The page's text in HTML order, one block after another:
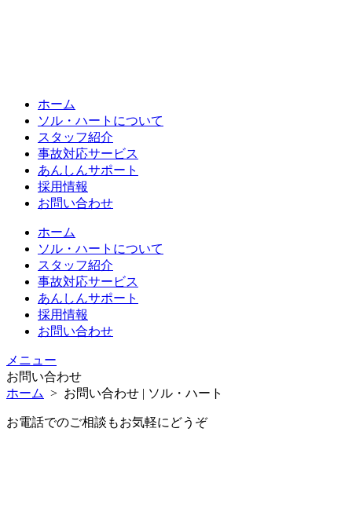
ホーム
ソル・ハートについて
スタッフ紹介
事故対応サービス
あんしんサポート
採用情報
お問い合わせ
ホーム
ソル・ハートについて
スタッフ紹介
事故対応サービス
あんしんサポート
採用情報
お問い合わせ
メニュー
お問い合わせ
ホーム > お問い合わせ | ソル・ハート
お電話でのご相談もお気軽にどうぞ